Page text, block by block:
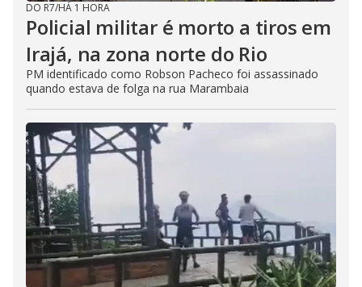
DO R7/HÁ 1 HORA
Policial militar é morto a tiros em
Irajá, na zona norte do Rio
PM identificado como Robson Pacheco foi assassinado
quando estava de folga na rua Marambaia